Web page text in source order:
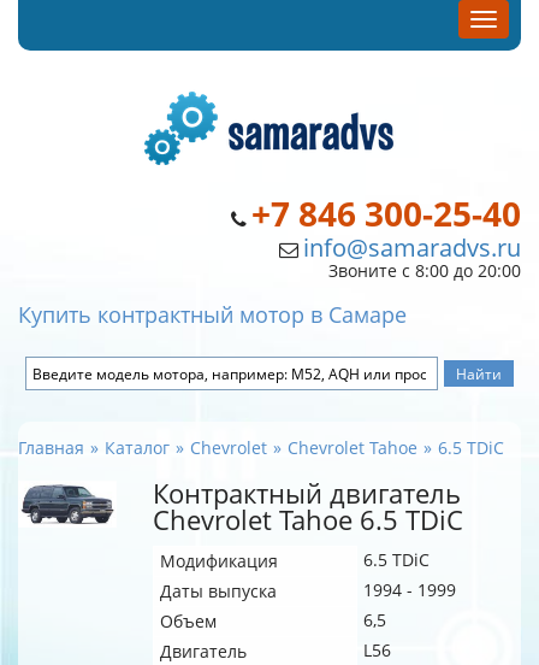
+7 846 300-25-40
info@samaradvs.ru
Звоните с 8:00 до 20:00
Купить контрактный мотор в Самаре
Главная Каталог Chevrolet Chevrolet Tahoe 6.5 TDiC
Контрактный двигатель
Chevrolet Tahoe 6.5 TDiC
Модификация
6.5 TDiC
Даты выпуска
1994 - 1999
Объем
6,5
Двигатель
L56